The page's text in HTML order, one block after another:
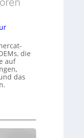
die
auf
das